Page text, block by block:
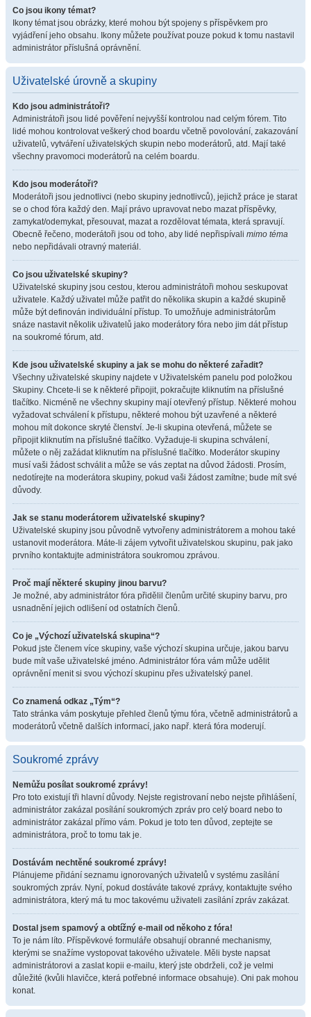
Co jsou ikony témat?
Ikony témat jsou obrázky, které mohou být spojeny s příspěvkem pro
vyjádření jeho obsahu. Ikony můžete používat pouze pokud k tomu nastavil
administrátor příslušná oprávnění.
Uživatelské úrovně a skupiny
Kdo jsou administrátoři?
Administrátoři jsou lidé pověření nejvyšší kontrolou nad celým fórem. Tito
lidé mohou kontrolovat veškerý chod boardu včetně povolování, zakazování
uživatelů, vytváření uživatelských skupin nebo moderátorů, atd. Mají také
všechny pravomoci moderátorů na celém boardu.
Kdo jsou moderátoři?
Moderátoři jsou jednotlivci (nebo skupiny jednotlivců), jejichž práce je starat
se o chod fóra každý den. Mají právo upravovat nebo mazat příspěvky,
zamykat/odemykat, přesouvat, mazat a rozdělovat témata, která spravují.
Obecně řečeno, moderátoři jsou od toho, aby lidé nepřispívali mimo téma
nebo nepřidávali otravný materiál.
Co jsou uživatelské skupiny?
Uživatelské skupiny jsou cestou, kterou administrátoři mohou seskupovat
uživatele. Každý uživatel může patřit do několika skupin a každé skupině
může být definován individuální přístup. To umožňuje administrátorům
snáze nastavit několik uživatelů jako moderátory fóra nebo jim dát přístup
na soukromé fórum, atd.
Kde jsou uživatelské skupiny a jak se mohu do některé zařadit?
Všechny uživatelské skupiny najdete v Uživatelském panelu pod položkou
Skupiny. Chcete-li se k některé připojit, pokračujte kliknutím na příslušné
tlačítko. Nicméně ne všechny skupiny mají otevřený přístup. Některé mohou
vyžadovat schválení k přístupu, některé mohou být uzavřené a některé
mohou mít dokonce skryté členství. Je-li skupina otevřená, můžete se
připojit kliknutím na příslušné tlačítko. Vyžaduje-li skupina schválení,
můžete o něj zažádat kliknutím na příslušné tlačítko. Moderátor skupiny
musí vaši žádost schválit a může se vás zeptat na důvod žádosti. Prosím,
nedotírejte na moderátora skupiny, pokud vaši žádost zamítne; bude mít své
důvody.
Jak se stanu moderátorem uživatelské skupiny?
Uživatelské skupiny jsou původně vytvořeny administrátorem a mohou také
ustanovit moderátora. Máte-li zájem vytvořit uživatelskou skupinu, pak jako
prvního kontaktujte administrátora soukromou zprávou.
Proč mají některé skupiny jinou barvu?
Je možné, aby administrátor fóra přidělil členům určité skupiny barvu, pro
usnadnění jejich odlišení od ostatních členů.
Co je „Výchozí uživatelská skupina“?
Pokud jste členem více skupiny, vaše výchozí skupina určuje, jakou barvu
bude mít vaše uživatelské jméno. Administrátor fóra vám může udělit
oprávnění menit si svou výchozí skupinu přes uživatelský panel.
Co znamená odkaz „Tým“?
Tato stránka vám poskytuje přehled členů týmu fóra, včetně administrátorů a
moderátorů včetně dalších informací, jako např. která fóra moderují.
Soukromé zprávy
Nemůžu posílat soukromé zprávy!
Pro toto existují tři hlavní důvody. Nejste registrovaní nebo nejste přihlášení,
administrátor zakázal posílání soukromých zpráv pro celý board nebo to
administrátor zakázal přímo vám. Pokud je toto ten důvod, zeptejte se
administrátora, proč to tomu tak je.
Dostávám nechtěné soukromé zprávy!
Plánujeme přidání seznamu ignorovaných uživatelů v systému zasílání
soukromých zpráv. Nyní, pokud dostáváte takové zprávy, kontaktujte svého
administrátora, který má tu moc takovému uživateli zasílání zpráv zakázat.
Dostal jsem spamový a obtížný e-mail od někoho z fóra!
To je nám líto. Příspěvkové formuláře obsahují obranné mechanismy,
kterými se snažíme vystopovat takového uživatele. Měli byste napsat
administrátorovi a zaslat kopii e-mailu, který jste obdrželi, což je velmi
důležité (kvůli hlavičce, která potřebné informace obsahuje). Oni pak mohou
konat.